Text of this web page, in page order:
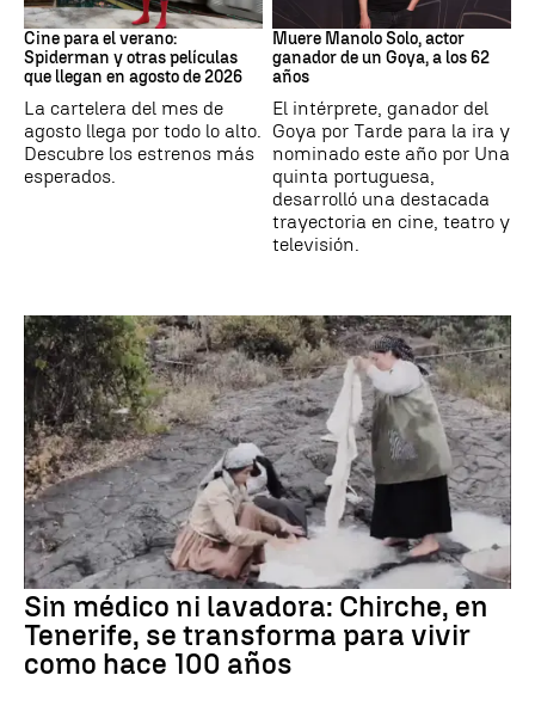
Cine
Cine para el verano:
Spiderman y otras películas
que llegan en agosto de 2026
La cartelera del mes de
agosto llega por todo lo alto.
Descubre los estrenos más
esperados.
Actor
Muere Manolo Solo, actor
ganador de un Goya, a los 62
años
El intérprete, ganador del
Goya por Tarde para la ira y
nominado este año por Una
quinta portuguesa,
desarrolló una destacada
trayectoria en cine, teatro y
televisión.
Sin médico ni lavadora: Chirche, en
Tenerife, se transforma para vivir
como hace 100 años